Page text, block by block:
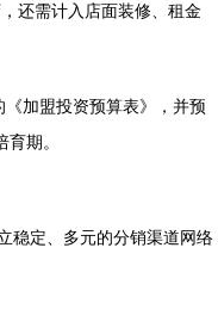
还需计入店面装修、租金
加盟投资预算表》，并预
期。
稳定、多元的分销渠道网络